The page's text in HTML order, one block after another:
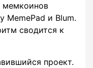
мемкоинов
MemePad и Blum.
сводится к
проект.